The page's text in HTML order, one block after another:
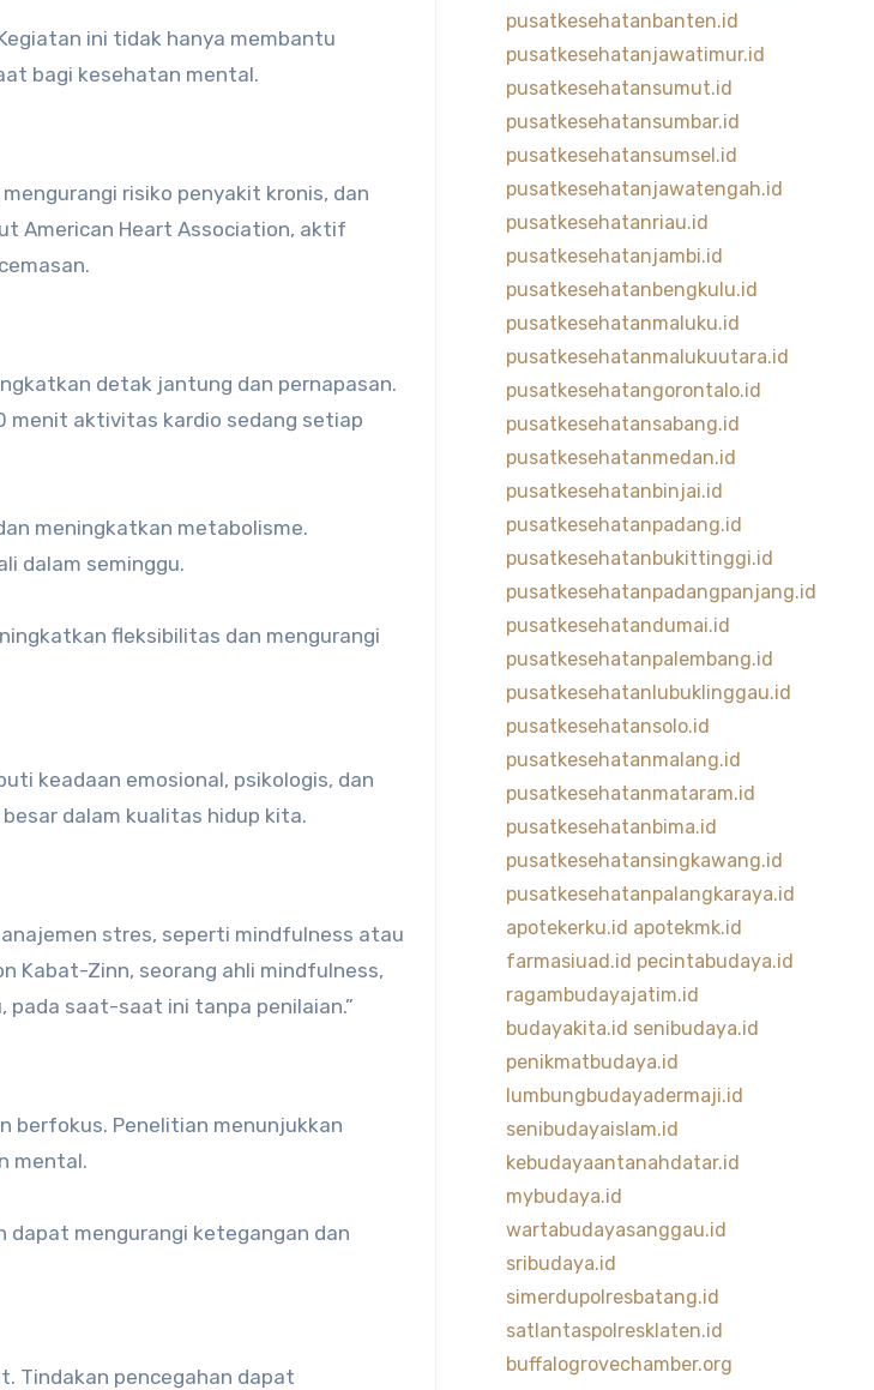
ini tidak hanya membantu
bagi kesehatan mental.
risiko penyakit kronis, dan
American Heart Association, aktif
detak jantung dan pernapasan.
menit aktivitas kardio sedang setiap
meningkatkan metabolisme.
dalam seminggu.
fleksibilitas dan mengurangi
keadaan emosional, psikologis, dan
dalam kualitas hidup kita.
stres, seperti mindfulness atau
Kabat-Zinn, seorang ahli mindfulness,
saat-saat ini tanpa penilaian.”
berfokus. Penelitian menunjukkan
mental.
dapat mengurangi ketegangan dan
Tindakan pencegahan dapat
pusatkesehatanbanten.id
pusatkesehatanjawatimur.id
pusatkesehatansumut.id
pusatkesehatansumbar.id
pusatkesehatansumsel.id
pusatkesehatanjawatengah.id
pusatkesehatanriau.id
pusatkesehatanjambi.id
pusatkesehatanbengkulu.id
pusatkesehatanmaluku.id
pusatkesehatanmalukuutara.id
pusatkesehatangorontalo.id
pusatkesehatansabang.id
pusatkesehatanmedan.id
pusatkesehatanbinjai.id
pusatkesehatanpadang.id
pusatkesehatanbukittinggi.id
pusatkesehatanpadangpanjang.id
pusatkesehatandumai.id
pusatkesehatanpalembang.id
pusatkesehatanlubuklinggau.id
pusatkesehatansolo.id
pusatkesehatanmalang.id
pusatkesehatanmataram.id
pusatkesehatanbima.id
pusatkesehatansingkawang.id
pusatkesehatanpalangkaraya.id
apotekerku.id apotekmk.id
farmasiuad.id pecintabudaya.id
ragambudayajatim.id
budayakita.id senibudaya.id
penikmatbudaya.id
lumbungbudayadermaji.id
senibudayaislam.id
kebudayaantanahdatar.id
mybudaya.id
wartabudayasanggau.id
sribudaya.id
simerdupolresbatang.id
satlantaspolresklaten.id
buffalogrovechamber.org